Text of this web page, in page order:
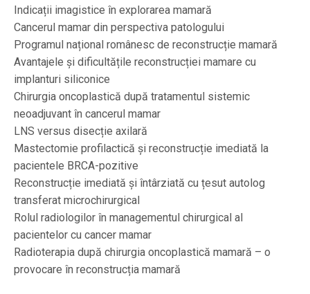
Indicații imagistice în explorarea mamară
Cancerul mamar din perspectiva patologului
Programul național românesc de reconstrucție mamară
Avantajele și dificultățile reconstrucției mamare cu
implanturi siliconice
Chirurgia oncoplastică după tratamentul sistemic
neoadjuvant în cancerul mamar
LNS versus disecție axilară
Mastectomie profilactică și reconstrucție imediată la
pacientele BRCA-pozitive
Reconstrucție imediată și întârziată cu țesut autolog
transferat microchirurgical
Rolul radiologilor în managementul chirurgical al
pacientelor cu cancer mamar
Radioterapia după chirurgia oncoplastică mamară – o
provocare în reconstrucția mamară